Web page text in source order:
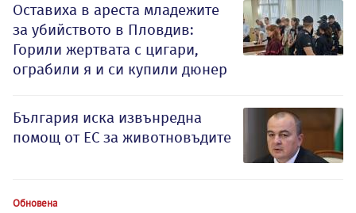
Оставиха в ареста младежите
за убийството в Пловдив:
Горили жертвата с цигари,
ограбили я и си купили дюнер
България иска извънредна
помощ от ЕС за животновъдите
Обновена